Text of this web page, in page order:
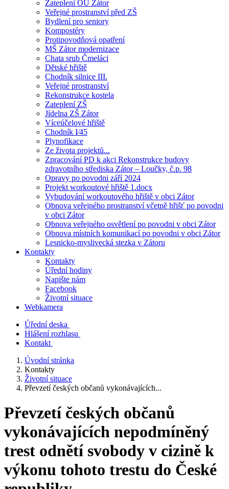
Zateplení OÚ Zátor
Veřejné prostranství před ZŠ
Bydlení pro seniory
Kompostéry
Protipovodňová opatření
MŠ Zátor modernizace
Chata srub Čmeláci
Dětské hřiště
Chodník silnice III.
Veřejné prostranství
Rekonstrukce kostela
Zateplení ZŠ
Jídelna ZŠ Zátor
Víceúčelové hřiště
Chodník I⁄45
Plynofikace
Ze života projektů...
Zpracování PD k akci Rekonstrukce budovy
zdravotního střediska Zátor – Loučky, č.p. 98
Opravy po povodni září 2024
Projekt workoutové hřiště 1.docx
Vybudování workoutového hřiště v obci Zátor
Obnova veřejného prostranství včetně hřišť po povodni
v obci Zátor
Obnova veřejného osvětlení po povodni v obci Zátor
Obnova místních komunikací po povodni v obci Zátor
Lesnicko-myslivecká stezka v Zátoru
Kontakty
Kontakty
Úřední hodiny
Napište nám
Facebook
Životní situace
Webkamera
Úřední deska
Hlášení rozhlasu
Kontakt
Úvodní stránka
Kontakty
Životní situace
Převzetí českých občanů vykonávajících...
Převzetí českých občanů
vykonávajících nepodmíněný
trest odnětí svobody v cizině k
výkonu tohoto trestu do České